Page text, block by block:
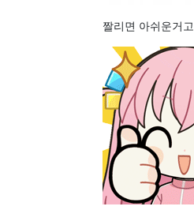
짤리면 아쉬운거고